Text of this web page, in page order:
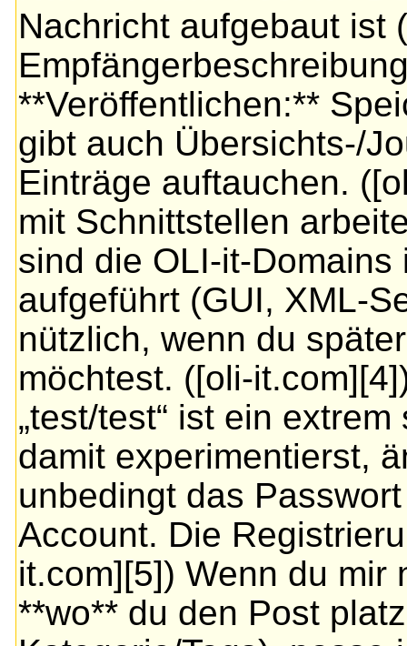
Nachricht aufgebaut ist
**Veröffentlichen:**
gibt auch Übersichts-/
Einträge auftauchen.
mit Schnittstellen
sind die OLI-it-
aufgeführt (GUI, XML-
nützlich, wenn du
möchtest. ([oli-
„test/test“ ist ein
damit experimentierst,
unbedingt das
Account. Die
it.com][5]) Wenn du mir
**wo** du den Post